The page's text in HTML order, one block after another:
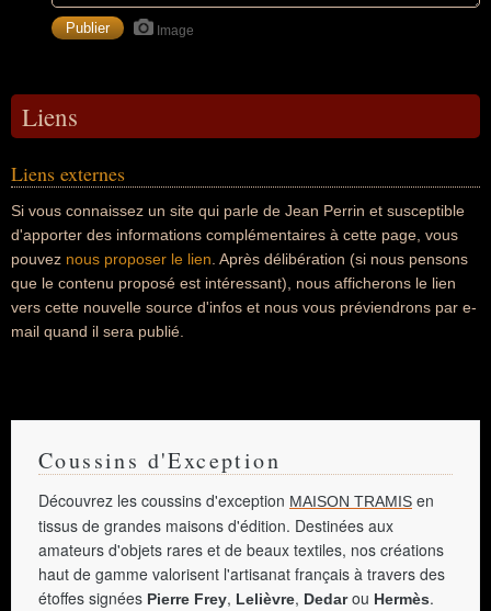
Image
Liens
Liens externes
Si vous connaissez un site qui parle de Jean Perrin et susceptible
d'apporter des informations complémentaires à cette page, vous
pouvez nous proposer le lien . Après délibération (si nous pensons
que le contenu proposé est intéressant), nous afficherons le lien
vers cette nouvelle source d'infos et nous vous préviendrons par e-
mail quand il sera publié.
Coussins d'Exception
Découvrez les coussins d'exception MAISON TRAMIS en
tissus de grandes maisons d'édition. Destinées aux
amateurs d'objets rares et de beaux textiles, nos créations
haut de gamme valorisent l'artisanat français à travers des
étoffes signées Pierre Frey, Lelièvre, Dedarou Hermès.